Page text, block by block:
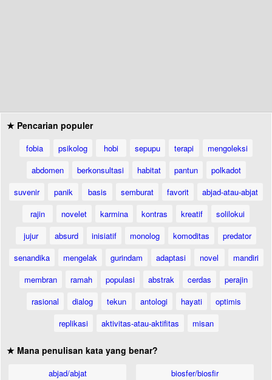
★ Pencarian populer
fobia psikolog hobi sepupu terapi
mengoleksi
abdomen
berkonsultasi habitat pantun
polkadot
suvenir
panik basis semburat favorit
abjad-atau-abjat
rajin
novelet karmina kontras kreatif
solilokui
jujur
absurd inisiatif monolog komoditas
predator
senandika
mengelak gurindam adaptasi novel
mandiri
membran
ramah populasi abstrak cerdas
perajin
rasional
dialog tekun antologi hayati
optimis
replikasi
aktivitas-atau-aktifitas misan
★ Mana penulisan kata yang benar?
abjad/abjat
biosfer/biosfir